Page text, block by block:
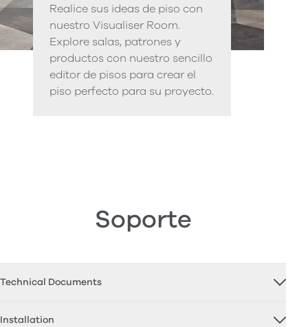
Realice sus ideas de piso con
nuestro Visualiser Room.
Explore salas, patrones y
productos con nuestro sencillo
editor de pisos para crear el
piso perfecto para su proyecto.
Soporte
Technical Documents
Installation